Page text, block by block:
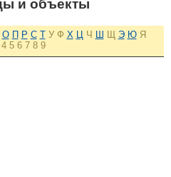
и объекты
О П Р С Т У Ф Х Ц Ч Ш Щ Э Ю Я
4 5 6 7 8 9